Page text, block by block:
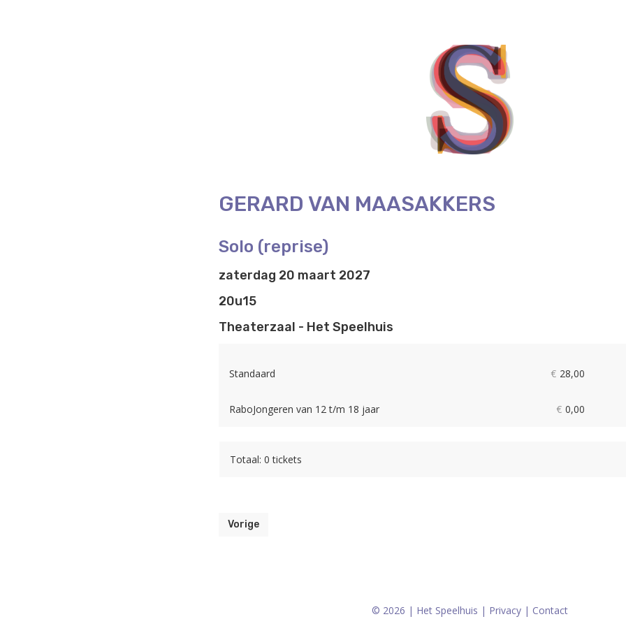
GERARD VAN MAASAKKERS
Solo (reprise)
zaterdag 20 maart 2027
20u15
Theaterzaal - Het Speelhuis
Standaard € 28,00
RaboJongeren van 12 t/m 18 jaar € 0,00
Totaal: 0 tickets
Vorige
© 2026 | Het Speelhuis | Privacy| Contact